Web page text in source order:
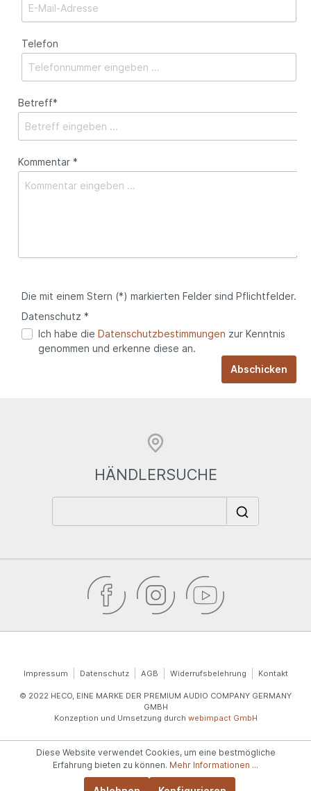
Telefon
Betreff*
Kommentar *
Die mit einem Stern (*) markierten Felder sind Pflichtfelder.
Datenschutz *
Ich habe die Datenschutzbestimmungen zur Kenntnis
genommen und erkenne diese an.
Abschicken
HÄNDLERSUCHE
Impressum Datenschutz AGB Widerrufsbelehrung Kontakt
© 2022 HECO, EINE MARKE DER PREMIUM AUDIO COMPANY GERMANY
GMBH
Konzeption und Umsetzung durch webimpact GmbH
Diese Website verwendet Cookies, um eine bestmögliche
Erfahrung bieten zu können. Mehr Informationen ...